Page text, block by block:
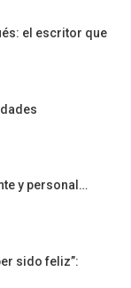
el escritor que
y personal…
sido feliz”: